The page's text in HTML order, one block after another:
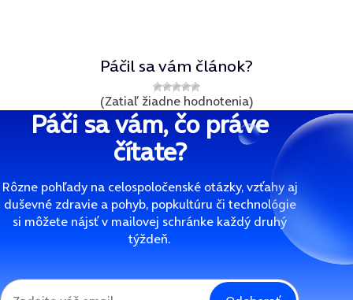
Páčil sa vám článok?
(Zatiaľ žiadne hodnotenia)
Páči sa vám, čo práve
čítate?
Rôzne pohľady na celospoločenské otázky, vzťahy aj
duševné zdravie a pohyb, popkultúru či technológie
si môžete nájsť v mailovej schránke každý druhý
týždeň.